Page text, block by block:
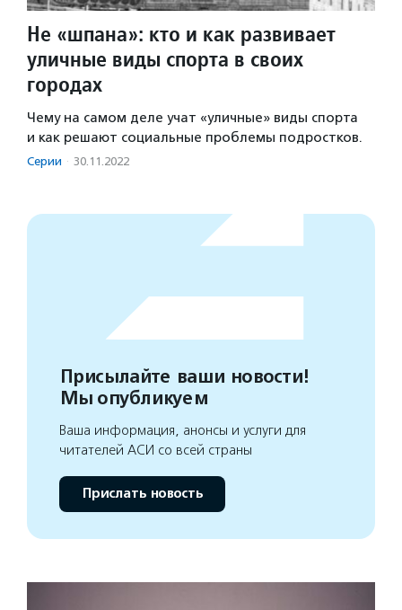
Не «шпана»: кто и как развивает
уличные виды спорта в своих
городах
Чему на самом деле учат «уличные» виды спорта
и как решают социальные проблемы подростков.
Серии · 30.11.2022
Присылайте ваши новости!
Мы опубликуем
Ваша информация, анонсы и услуги для
читателей АСИ со всей страны
Прислать новость